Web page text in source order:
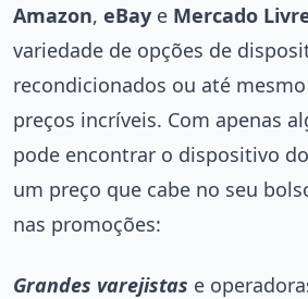
Amazon, eBay e Mercado
variedade de opções de
recondicionados ou até
preços incríveis. Com apenas
pode encontrar o dispositivo
um preço que cabe no seu
nas promoções:
Grandes varejistas e